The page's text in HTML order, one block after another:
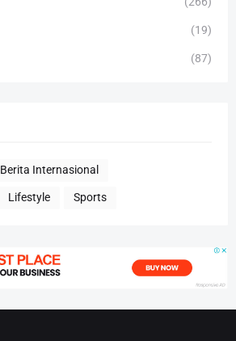
(19)
(87)
Berita Internasional
Lifestyle Sports